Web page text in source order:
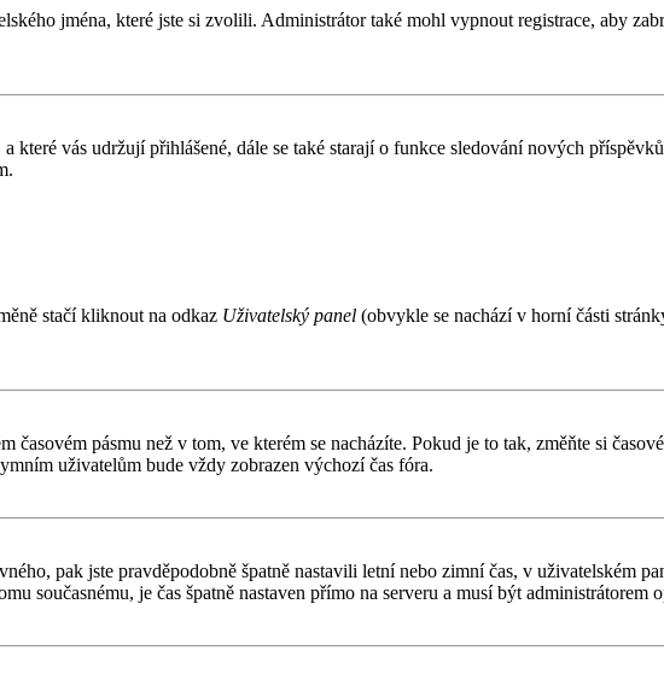
jména, které jste si zvolili. Administrátor také mohl vypnout registrace, aby
které vás udržují přihlášené, dále se také starají o funkce sledování nových
stačí kliknout na odkaz Uživatelský panel (obvykle se nachází v horní části
pásmu než v tom, ve kterém se nacházíte. Pokud je to tak, změňte si
uživatelům bude vždy zobrazen výchozí čas fóra.
pak jste pravděpodobně špatně nastavili letní nebo zimní čas, v uživatelském
současnému, je čas špatně nastaven přímo na serveru a musí být administrátorem